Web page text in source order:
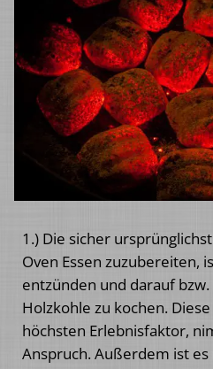
1.) Die sicher
Oven Essen zuzubereiten,
entzünden und darauf
Holzkohle zu kochen.
höchsten Erlebnisfaktor,
Anspruch. Außerdem ist